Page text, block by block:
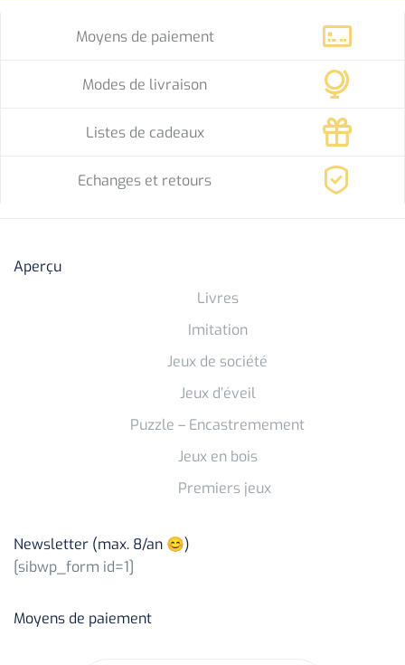
Moyens de paiement
Modes de livraison
Listes de cadeaux
Echanges et retours
Aperçu
Livres
Imitation
Jeux de société
Jeux d’éveil
Puzzle – Encastremement
Jeux en bois
Premiers jeux
Newsletter (max. 8/an 😊)
[sibwp_form id=1]
Moyens de paiement